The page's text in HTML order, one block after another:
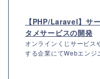
【PHP/Laravel】サ
タメサービスの開発
オンラインくじサービス
する企業にてWebエンジ